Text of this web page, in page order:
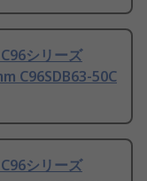
シリーズ
C96SDB63-50C
シリーズ